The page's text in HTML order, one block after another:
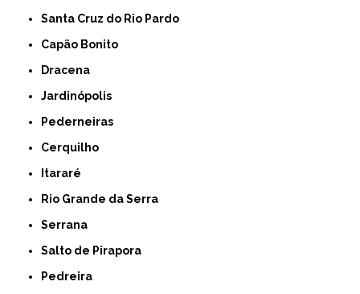
Santa Cruz do Rio Pardo
Capão Bonito
Dracena
Jardinópolis
Pederneiras
Cerquilho
Itararé
Rio Grande da Serra
Serrana
Salto de Pirapora
Pedreira